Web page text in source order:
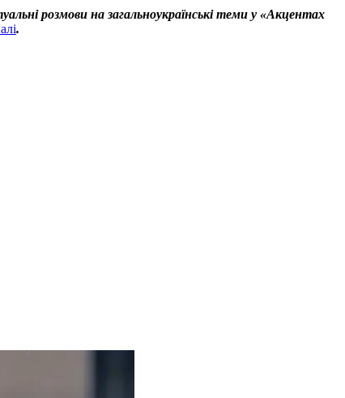
розмови на загальноукраїнські теми у «Акцентах
.